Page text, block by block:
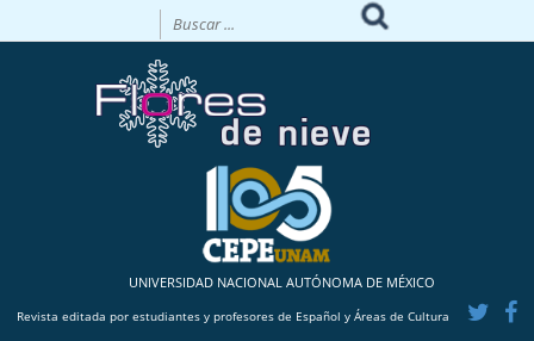
UNIVERSIDAD NACIONAL AUTÓNOMA DE MÉXICO
Revista editada por estudiantes y profesores de Español y Áreas de Cultura